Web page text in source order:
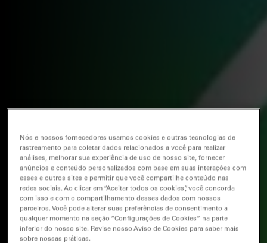
Nós e nossos fornecedores usamos cookies e outras tecnologias de
rastreamento para coletar dados relacionados a você para realizar
análises, melhorar sua experiência de uso de nosso site, fornecer
anúncios e conteúdo personalizados com base em suas interações com
esses e outros sites e permitir que você compartilhe conteúdo nas
redes sociais. Ao clicar em “Aceitar todos os cookies”, você concorda
com isso e com o compartilhamento desses dados com nossos
parceiros. Você pode alterar suas preferências de consentimento a
qualquer momento na seção “Configurações de Cookies” na parte
inferior do nosso site. Revise nosso Aviso de Cookies para saber mais
sobre nossas práticas.